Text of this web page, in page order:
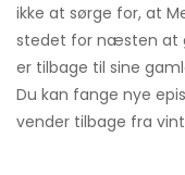
ikke at sørge for, at
stedet for næsten at
er tilbage til sine
Du kan fange nye
vender tilbage fra